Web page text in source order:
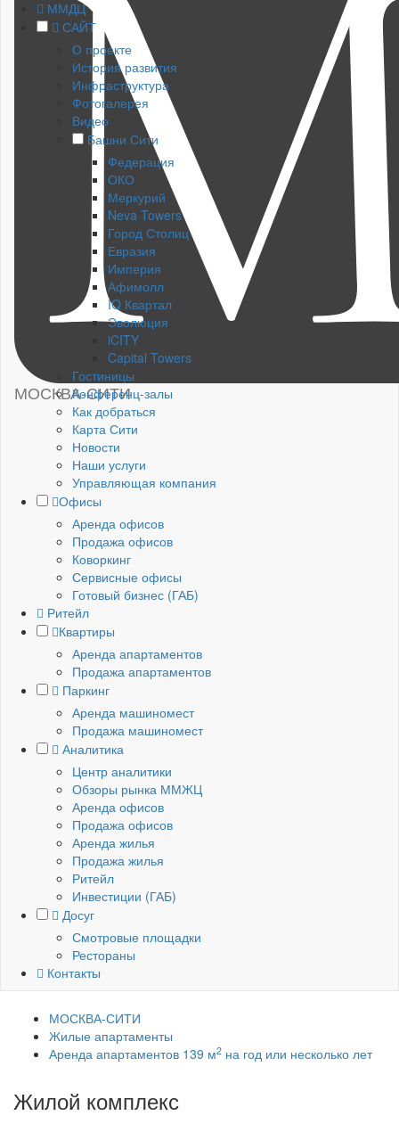
МОСКВА-СИТИ
ММДЦ
САЙТ
О проекте
История развития
Инфраструктура
Фотогалерея
Видео
Башни Сити
Федерация
ОКО
Меркурий
Neva Towers
Город Столиц
Евразия
Империя
Афимолл
IQ Квартал
Эволюция
iCITY
Capital Towers
Гостиницы
Конференц-залы
Как добраться
Карта Сити
Новости
Наши услуги
Управляющая компания
Офисы
Аренда офисов
Продажа офисов
Коворкинг
Сервисные офисы
Готовый бизнес (ГАБ)
Ритейл
Квартиры
Аренда апартаментов
Продажа апартаментов
Паркинг
Аренда машиномест
Продажа машиномест
Аналитика
Центр аналитики
Обзоры рынка ММЖЦ
Аренда офисов
Продажа офисов
Аренда жилья
Продажа жилья
Ритейл
Инвестиции (ГАБ)
Досуг
Смотровые площадки
Рестораны
Контакты
МОСКВА-СИТИ
Жилые апартаменты
Аренда апартаментов 139 м2 на год или несколько лет
Жилой комплекс